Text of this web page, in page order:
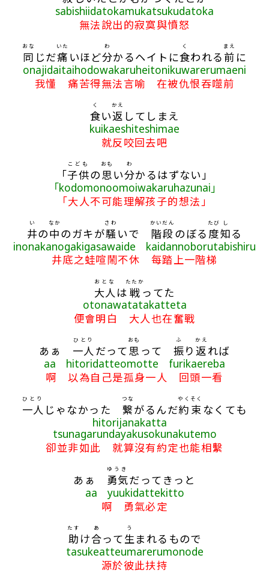
sabishiidatokamukatsukudatoka
無法說出的寂寞與憤怒
同
おな
じだ痛
いた
いほど分
わ
かるヘイトに食
く
われる 前
まえ
に
onajidaitaihodowakaruheitonikuwarerumaeni
我懂 痛苦得無法言喻 在被仇恨吞噬前
食
く
い返
かえ
してしまえ
kuikaeshiteshimae
就反咬回去吧
「子供
こども
の 思
おも
い分
わ
かるはずない」
「kodomonoomoiwakaruhazunai」
「大人不可能理解孩子的想法」
井
い
の中
なか
のガキが騒
さわ
いで 階段
かいだん
のぼる 度
たび
知
し
る
inonakanogakigasawaide kaidannoborutabishiru
井底之蛙喧鬧不休 每踏上一階梯
大人
おとな
は 戦
たたか
ってた
otonawatatakatteta
便會明白 大人也在奮戰
あぁ 一人
ひとり
だって思
おも
って振
ふ
り 返
かえ
れば
aa hitoridatteomotte furikaereba
啊 以為自己是孤身一人 回頭一看
一人
ひとり
じゃなかった 繋
つな
がるんだ約束
やくそく
なくても
hitorijanakatta
tsunagarundayakusokunakutemo
卻並非如此 就算沒有約定也能相繫
あぁ 勇気
ゆうき
だってきっと
aa yuukidattekitto
啊 勇氣必定
助
たす
け合
あ
って生
う
まれるもので
tasukeatteumarerumonode
源於彼此扶持